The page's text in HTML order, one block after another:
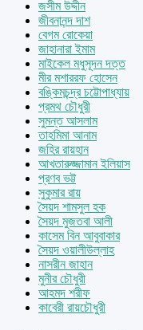
জসীম উদ্দীন
জীবনানন্দ দাশ
বেগম রোকেয়া
জাহানারা ইমাম
মাইকেল মধুসূদন দত্ত
মীর মশাররফ হোসেন
বঙ্কিমচন্দ্র চট্টোপাধ্যায়
প্রমথ চৌধুরী
সুমন্ত আসলাম
তাহমিমা আনাম
জহির রায়হান
আখতারুজ্জামান ইলিয়াস
প্রণব ভট্ট
সুকুমার রায়
সৈয়দ শামসুল হক
সৈয়দ মুজতবা আলী
কাসেম বিন আবুবাকার
সৈয়দ ওয়ালীউল্লাহ
নাসরীন জাহান
মুনীর চৌধুরী
আহমদ শরীফ
কাবেরী রায়চৌধুরী